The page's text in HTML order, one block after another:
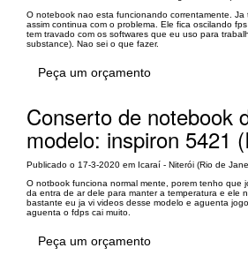
O notebook nao esta funcionando correntamente. Ja
assim continua com o problema. Ele fica oscilando
tem travado com os softwares que eu uso para
substance). Nao sei o que fazer.
Peça um orçamento
Conserto de notebook
modelo: inspiron 5421
Publicado o 17-3-2020 em Icaraí - Niterói (Rio de
O notbook funciona normal mente, porem tenho que
da entra de ar dele para manter a temperatura e ele
bastante eu ja vi videos desse modelo e aguenta
aguenta o fdps cai muito.
Peça um orçamento